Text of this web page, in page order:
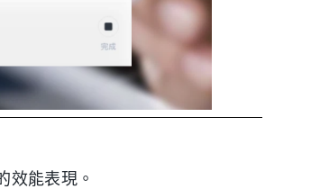
效能表現。